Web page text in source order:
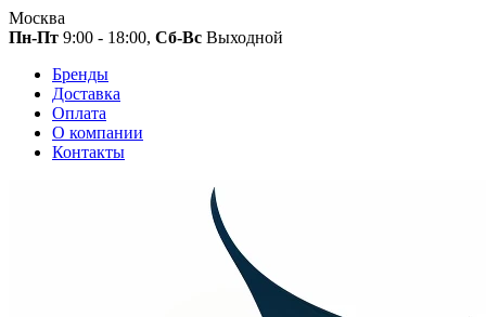
Москва
Пн-Пт 9:00 - 18:00, Сб-Вс Выходной
Бренды
Доставка
Оплата
О компании
Контакты